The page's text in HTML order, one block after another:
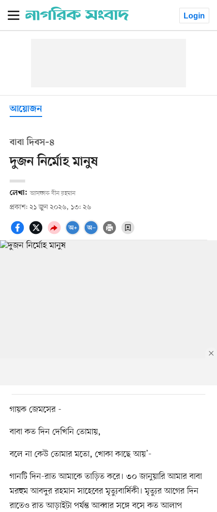
Login
আয়োজন
বাবা দিবস–৪
দুজন নির্মোহ মানুষ
লেখা: আসফাক বীন রহমান
প্রকাশ: ২১ জুন ২০২৬, ১৩: ২৬
গায়ক জেমসের -
বাবা কত দিন দেখিনি তোমায়,
বলে না কেউ তোমার মতো, খোকা কাছে আয়’-
গানটি দিন-রাত আমাকে তাড়িত করে। ৩০ জানুয়ারি আমার বাবা
মরহুম আবদুর রহমান সাহেবের মৃত্যুবার্ষিকী। মৃত্যুর আগের দিন
রাতেও রাত আড়াইটা পর্যন্ত আব্বার সঙ্গে বসে কত আলাপ